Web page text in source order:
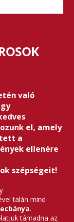
való
el, amely
a
ellenére
szépségeit!
talán mind
.
támadna az